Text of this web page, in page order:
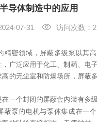
导体制造中的应用
07-31 访问次数：
密领域，屏蔽多级泵以其高
广泛应用于化工、制药、电
的无尘室和防爆场所，屏蔽
在一个封闭的屏蔽套内装有多级
蔽泵的电机与泵体集成在一